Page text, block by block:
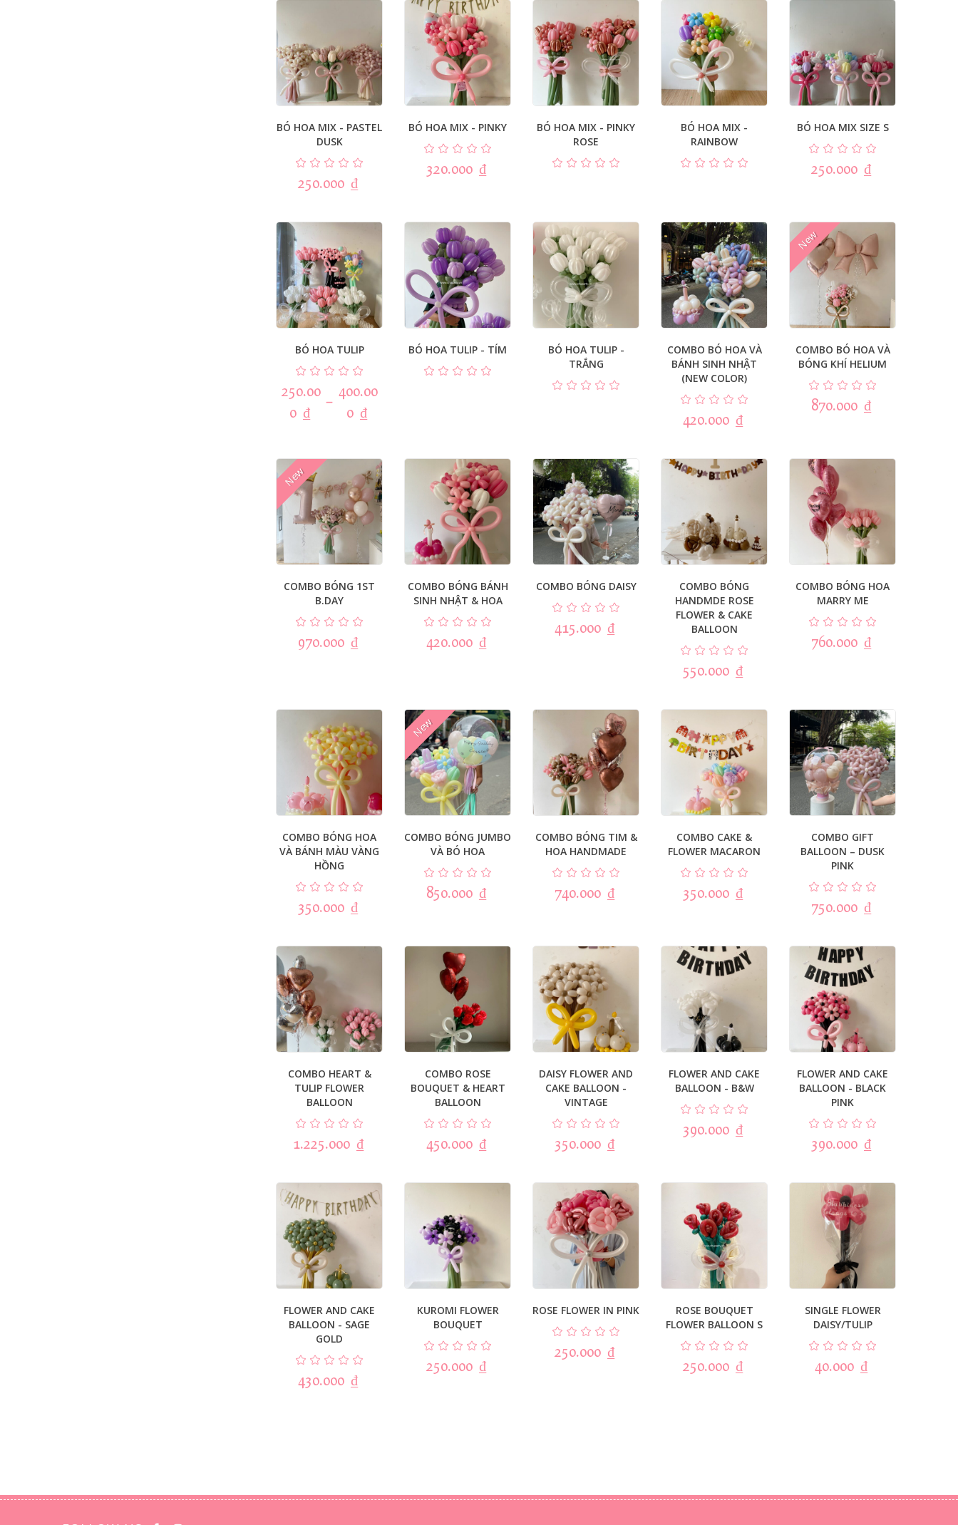
BÓ HOA MIX - PASTEL
DUSK
250.000 ₫
BÓ HOA MIX - PINKY
320.000 ₫
BÓ HOA MIX - PINKY
ROSE
BÓ HOA MIX -
RAINBOW
BÓ HOA MIX SIZE S
250.000 ₫
BÓ HOA TULIP
250.00
0 ₫
–
400.00
0 ₫
BÓ HOA TULIP - TÍM
BÓ HOA TULIP -
TRẮNG
COMBO BÓ HOA VÀ
BÁNH SINH NHẬT
(NEW COLOR)
420.000 ₫
New
COMBO BÓ HOA VÀ
BÓNG KHÍ HELIUM
870.000 ₫
New
COMBO BÓNG 1ST
B.DAY
970.000 ₫
COMBO BÓNG BÁNH
SINH NHẬT & HOA
420.000 ₫
COMBO BÓNG DAISY
415.000 ₫
COMBO BÓNG
HANDMDE ROSE
FLOWER & CAKE
BALLOON
550.000 ₫
COMBO BÓNG HOA
MARRY ME
760.000 ₫
COMBO BÓNG HOA
VÀ BÁNH MÀU VÀNG
HỒNG
350.000 ₫
New
COMBO BÓNG JUMBO
VÀ BÓ HOA
850.000 ₫
COMBO BÓNG TIM &
HOA HANDMADE
740.000 ₫
COMBO CAKE &
FLOWER MACARON
350.000 ₫
COMBO GIFT
BALLOON – DUSK
PINK
750.000 ₫
COMBO HEART &
TULIP FLOWER
BALLOON
1.225.000 ₫
COMBO ROSE
BOUQUET & HEART
BALLOON
450.000 ₫
DAISY FLOWER AND
CAKE BALLOON -
VINTAGE
350.000 ₫
FLOWER AND CAKE
BALLOON - B&W
390.000 ₫
FLOWER AND CAKE
BALLOON - BLACK
PINK
390.000 ₫
FLOWER AND CAKE
BALLOON - SAGE
GOLD
430.000 ₫
KUROMI FLOWER
BOUQUET
250.000 ₫
ROSE FLOWER IN PINK
250.000 ₫
ROSE BOUQUET
FLOWER BALLOON S
250.000 ₫
SINGLE FLOWER
DAISY/TULIP
40.000 ₫